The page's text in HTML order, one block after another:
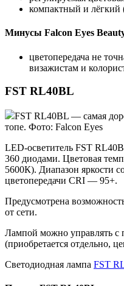
компактный и лёгкий
Минусы Falcon Eyes
цветопередача не
визажистам и
FST RL40BL
FST RL40BL — самая
топе. Фото: Falcon Eyes
LED-осветитель FST
360 диодами. Цветовая
5600К). Диапазон яркости
цветопередачи CRI — 95+.
Предусмотрена
от сети.
Лампой можно управлять
(приобретается отдельно,
Светодиодная лампа FST